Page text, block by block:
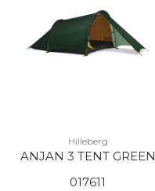
Hilleberg
ANJAN 3 TENT GREEN
017611